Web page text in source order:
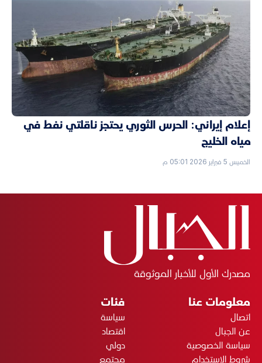
إعلام إيراني: الحرس الثوري يحتجز ناقلتي نفط في
مياه الخليج
الخميس 5 فبراير 2026 05:01 م
مصدرك الأول للأخبار الموثوقة
معلومات عنا
اتصال
عن الجبال
سياسة الخصوصية
شروط الاستخدام
فئات
سياسة
اقتصاد
دولي
مجتمع